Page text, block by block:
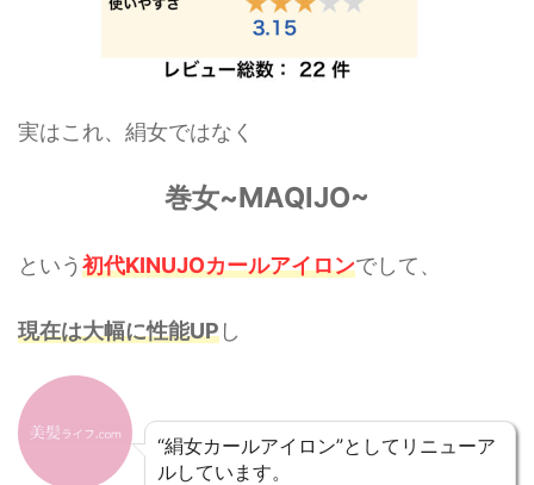
実はこれ、絹女ではなく
巻女~MAQIJO~
という初代KINUJOカールアイロンでして、
現在は大幅に性能UPし
“絹女カールアイロン”としてリニューア
ルしています。